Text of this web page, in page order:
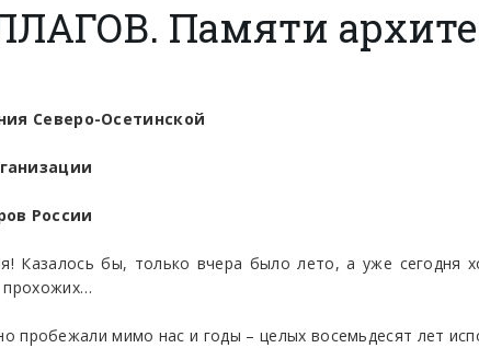
Памяти
Северо-Осетинской
России
Казалось бы, только вчера было лето, а уже сегодня
пробежали мимо нас и годы – целых восемьдесят лет